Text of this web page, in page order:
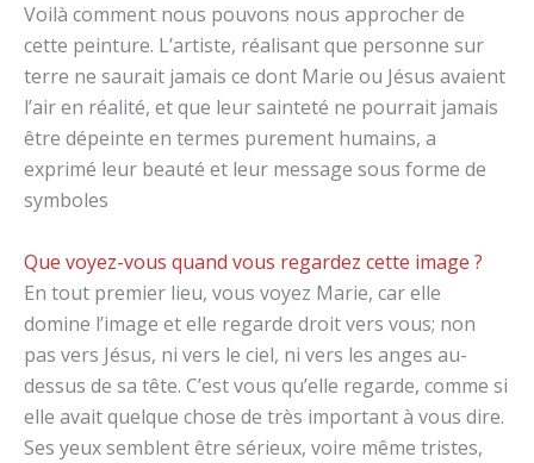
Voilà comment nous pouvons nous approcher de
cette peinture. L’artiste, réalisant que personne sur
terre ne saurait jamais ce dont Marie ou Jésus avaient
l’air en réalité, et que leur sainteté ne pourrait jamais
être dépeinte en termes purement humains, a
exprimé leur beauté et leur message sous forme de
symboles
Que voyez-vous quand vous regardez cette image ?
En tout premier lieu, vous voyez Marie, car elle
domine l’image et elle regarde droit vers vous; non
pas vers Jésus, ni vers le ciel, ni vers les anges au-
dessus de sa tête. C’est vous qu’elle regarde, comme si
elle avait quelque chose de très important à vous dire.
Ses yeux semblent être sérieux, voire même tristes,